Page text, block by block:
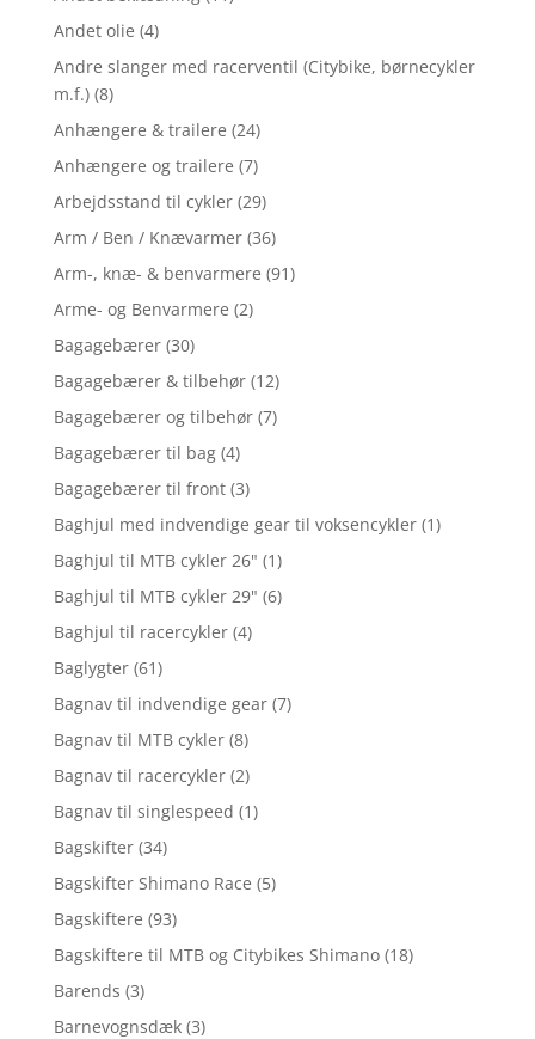
Andet olie (4)
Andre slanger med racerventil (Citybike, børnecykler
m.f.) (8)
Anhængere & trailere (24)
Anhængere og trailere (7)
Arbejdsstand til cykler (29)
Arm / Ben / Knævarmer (36)
Arm-, knæ- & benvarmere (91)
Arme- og Benvarmere (2)
Bagagebærer (30)
Bagagebærer & tilbehør (12)
Bagagebærer og tilbehør (7)
Bagagebærer til bag (4)
Bagagebærer til front (3)
Baghjul med indvendige gear til voksencykler (1)
Baghjul til MTB cykler 26" (1)
Baghjul til MTB cykler 29" (6)
Baghjul til racercykler (4)
Baglygter (61)
Bagnav til indvendige gear (7)
Bagnav til MTB cykler (8)
Bagnav til racercykler (2)
Bagnav til singlespeed (1)
Bagskifter (34)
Bagskifter Shimano Race (5)
Bagskiftere (93)
Bagskiftere til MTB og Citybikes Shimano (18)
Barends (3)
Barnevognsdæk (3)